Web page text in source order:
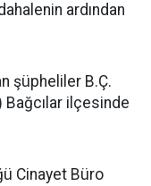
ardından
şüpheliler B.Ç.
Bağcılar ilçesinde
Cinayet Büro